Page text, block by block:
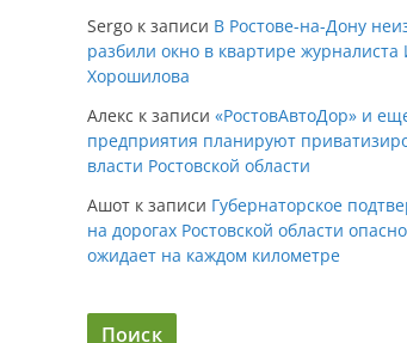
Sergo к записи В Ростове-на-Дону
разбили окно в квартире журналиста
Хорошилова
Алекс к записи «РостовАвтоДор» и
предприятия планируют
власти Ростовской области
Ашот к записи Губернаторское
на дорогах Ростовской области
ожидает на каждом километре
Поиск